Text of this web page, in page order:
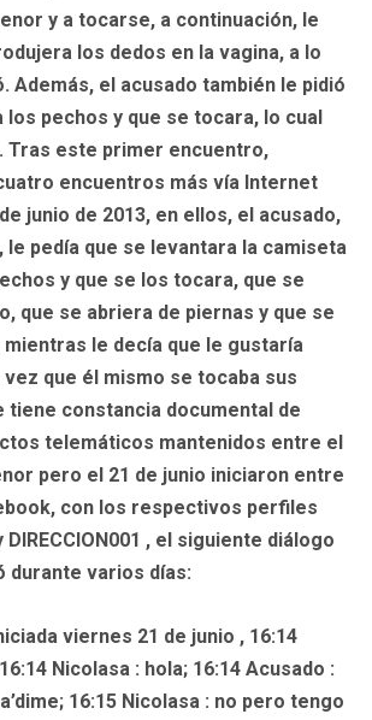
y a tocarse, a continuación, le
los dedos en la vagina, a lo
Además, el acusado también le pidió
los pechos y que se tocara, lo cual
Tras este primer encuentro,
encuentros más vía Internet
junio de 2013, en ellos, el acusado,
le pedía que se levantara la camiseta
y que se los tocara, que se
que se abriera de piernas y que se
mientras le decía que le gustaría
que él mismo se tocaba sus
tiene constancia documental de
telemáticos mantenidos entre el
pero el 21 de junio iniciaron entre
con los respectivos perfiles
DIRECCION001 , el siguiente diálogo
durante varios días:
viernes 21 de junio , 16:14
Nicolasa : hola; 16:14 Acusado :
16:15 Nicolasa : no pero tengo